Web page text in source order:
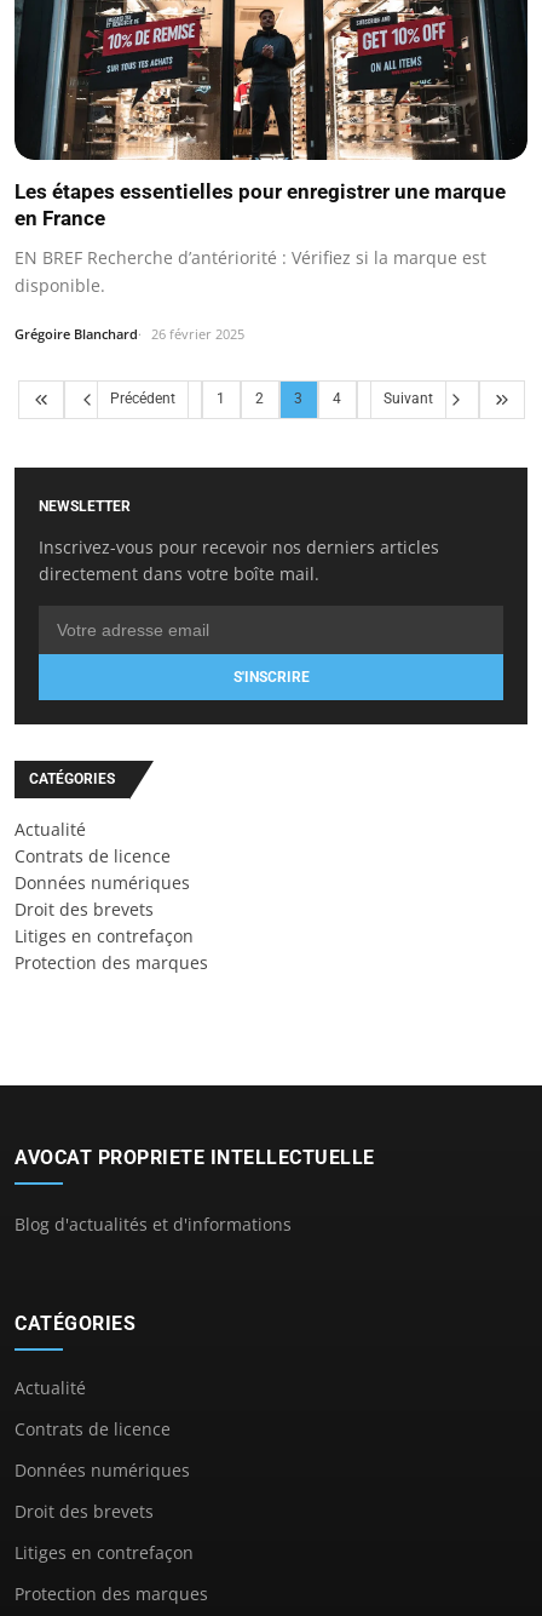
Les étapes essentielles pour enregistrer une marque
en France
EN BREF Recherche d’antériorité : Vérifiez si la marque est
disponible.
Grégoire Blanchard 26 février 2025
Précédent 1 2 3 4 Suivant
NEWSLETTER
Inscrivez-vous pour recevoir nos derniers articles
directement dans votre boîte mail.
S'INSCRIRE
CATÉGORIES
Actualité
Contrats de licence
Données numériques
Droit des brevets
Litiges en contrefaçon
Protection des marques
AVOCAT PROPRIETE INTELLECTUELLE
Blog d'actualités et d'informations
CATÉGORIES
Actualité
Contrats de licence
Données numériques
Droit des brevets
Litiges en contrefaçon
Protection des marques